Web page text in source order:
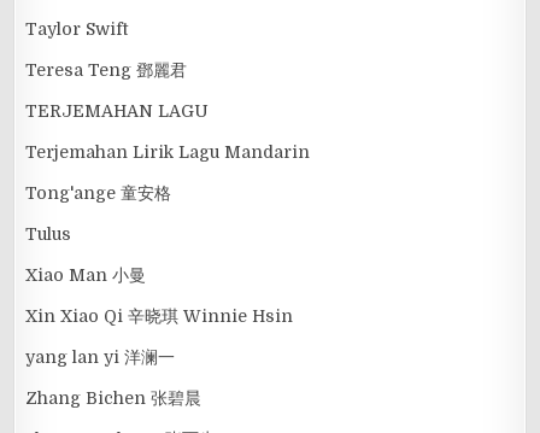
Taylor Swift
Teresa Teng 鄧麗君
TERJEMAHAN LAGU
Terjemahan Lirik Lagu Mandarin
Tong'ange 童安格
Tulus
Xiao Man 小曼
Xin Xiao Qi 辛晓琪 Winnie Hsin
yang lan yi 洋澜一
Zhang Bichen 张碧晨